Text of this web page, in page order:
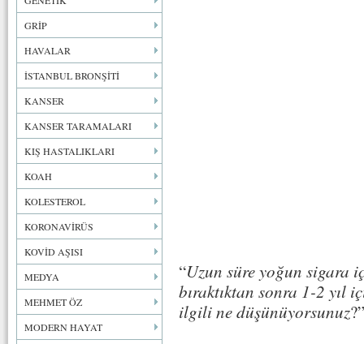
GRİP
HAVALAR
İSTANBUL BRONŞİTİ
KANSER
KANSER TARAMALARI
KIŞ HASTALIKLARI
KOAH
KOLESTEROL
KORONAVİRÜS
KOVİD AŞISI
MEDYA
MEHMET ÖZ
MODERN HAYAT
“Uzun süre yoğun sigara
bıraktıktan sonra 1-2 yıl
ilgili ne düşünüyorsunuz?”